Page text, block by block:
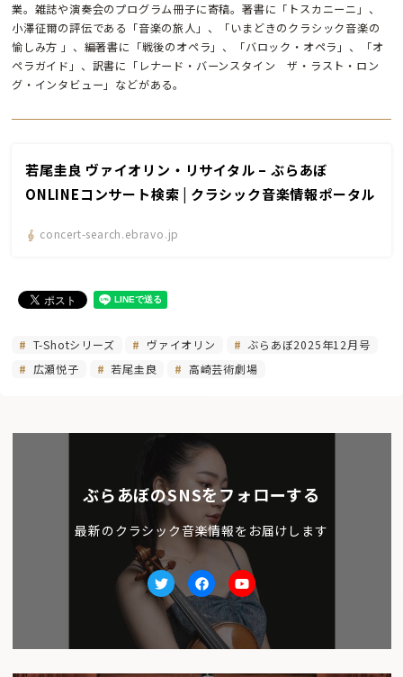
業。雑誌や演奏会のプログラム冊子に寄稿。著書に「トスカニーニ」、
小澤征爾の評伝である「音楽の旅人」、「いまどきのクラシック音楽の
愉しみ方 」、編著書に「戦後のオペラ」、「バロック・オペラ」、「オ
ペラガイド」、訳書に「レナード・バーンスタイン ザ・ラスト・ロン
グ・インタビュー」などがある。
若尾圭良 ヴァイオリン・リサイタル – ぶらあぼ
ONLINEコンサート検索 | クラシック音楽情報ポータル
concert-search.ebravo.jp
T-Shotシリーズ ヴァイオリン
ぶらあぼ2025年12月号
広瀬悦子
若尾圭良 高崎芸術劇場
ぶらあぼのSNSをフォローする
最新のクラシック音楽情報をお届けします
TwitterfacebookYoutube